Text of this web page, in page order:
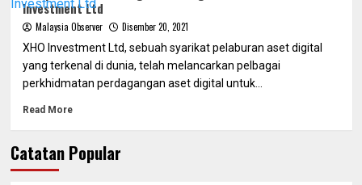
Investment Ltd
Malaysia Observer
Disember 20, 2021
XHO Investment Ltd, sebuah syarikat pelaburan aset digital
yang terkenal di dunia, telah melancarkan pelbagai
perkhidmatan perdagangan aset digital untuk...
Read More
Catatan Popular